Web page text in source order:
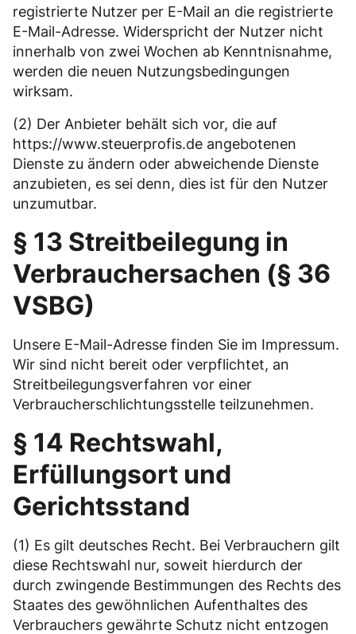
registrierte Nutzer per E-Mail an die registrierte
E-Mail-Adresse. Widerspricht der Nutzer nicht
innerhalb von zwei Wochen ab Kenntnisnahme,
werden die neuen Nutzungsbedingungen
wirksam.
(2) Der Anbieter behält sich vor, die auf
https://www.steuerprofis.de angebotenen
Dienste zu ändern oder abweichende Dienste
anzubieten, es sei denn, dies ist für den Nutzer
unzumutbar.
§ 13 Streitbeilegung in
Verbrauchersachen (§ 36
VSBG)
Unsere E-Mail-Adresse finden Sie im Impressum.
Wir sind nicht bereit oder verpflichtet, an
Streitbeilegungsverfahren vor einer
Verbraucherschlichtungsstelle teilzunehmen.
§ 14 Rechtswahl,
Erfüllungsort und
Gerichtsstand
(1) Es gilt deutsches Recht. Bei Verbrauchern gilt
diese Rechtswahl nur, soweit hierdurch der
durch zwingende Bestimmungen des Rechts des
Staates des gewöhnlichen Aufenthaltes des
Verbrauchers gewährte Schutz nicht entzogen